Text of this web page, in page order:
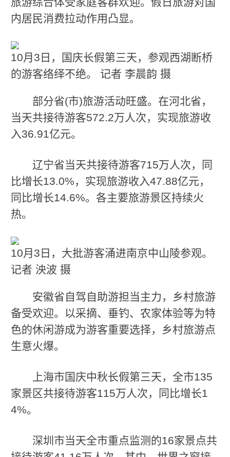
内居民消费拉动作用凸显。
10月3日，国庆长假第三天，参观西湖断桥
的游客络绎不绝。 记者 李晨韵 摄
部分省(市)旅游活动旺盛。在河北省，
当天共接待游客572.2万人次，实现旅游收
入36.91亿元。
辽宁省当天共接待游客715万人次，同
比增长13.0%，实现旅游收入47.88亿元，
同比增长14.6%。各主要旅游景区持续火
热。
10月3日，大批游客涌进南京中山陵参观。
记者 泱波 摄
安徽省自驾自助游担当主力，乡村旅游
备受欢迎。以采摘、垂钓、农家体验等为特
色的休闲游成为游客重要选择，乡村旅游点
生意火爆。
上海市国庆中秋长假第三天，全市135
家景区共接待游客115万人次，同比增长1
4%。
深圳市当天全市重点监测的16家景点共